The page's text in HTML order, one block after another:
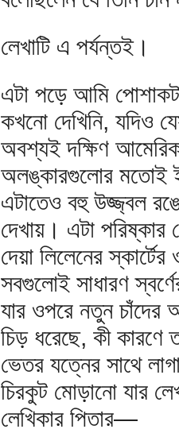
লেখাটি এ পর্যন্তই।
এটা পড়ে আমি
কখনো দেখিনি, যদিও
অবশ্যই দক্ষিণ
অলঙ্কারগুলোর মতোই
এটাতেও বহু উজ্জ্বল
দেখায়। এটা
দেয়া লিলেনের
সবগুলোই সাধারণ
যার ওপরে নতুন
চিড় ধরেছে, কী কারণে
ভেতর যত্নের সাথে
চিরকুট মোড়ানো যার
লেখিকার পিতার—